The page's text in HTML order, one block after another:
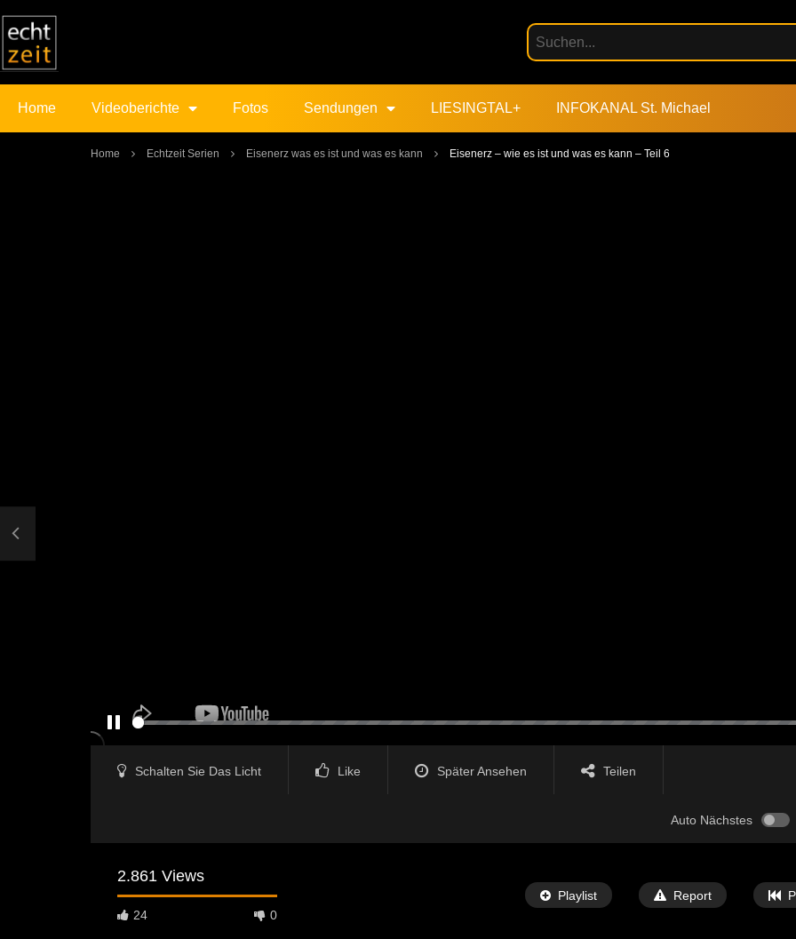
Home Videoberichte Fotos Sendungen LIESINGTAL+ INFOKANAL St. Michael
Home Echtzeit Serien Eisenerz was es ist und was es kann Eisenerz – wie es ist und was es kann – Teil 6
Schalten Sie Das Licht Like Später Ansehen Teilen
Auto Nächstes
2.861 Views
24 0
Playlist Report